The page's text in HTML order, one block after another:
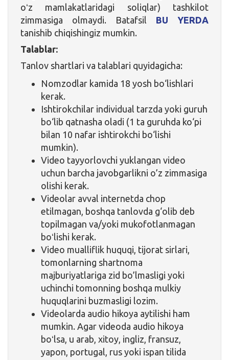
oʻz mamlakatlaridagi soliqlar) tashkilot
zimmasiga olmaydi. Batafsil BU YERDA
tanishib chiqishingiz mumkin.
Talablar:
Tanlov shartlari va talablari quyidagicha:
Nomzodlar kamida 18 yosh bo‘lishlari
kerak.
Ishtirokchilar individual tarzda yoki guruh
bo‘lib qatnasha oladi (1 ta guruhda ko‘pi
bilan 10 nafar ishtirokchi bo‘lishi
mumkin).
Video tayyorlovchi yuklangan video
uchun barcha javobgarlikni o’z zimmasiga
olishi kerak.
Videolar avval internetda chop
etilmagan, boshqa tanlovda g‘olib deb
topilmagan va/yoki mukofotlanmagan
boʻlishi kerak.
Video mualliflik huquqi, tijorat sirlari,
tomonlarning shartnoma
majburiyatlariga zid bo’lmasligi yoki
uchinchi tomonning boshqa mulkiy
huquqlarini buzmasligi lozim.
Videolarda audio hikoya aytilishi ham
mumkin. Agar videoda audio hikoya
boʻlsa, u arab, xitoy, ingliz, fransuz,
yapon, portugal, rus yoki ispan tilida